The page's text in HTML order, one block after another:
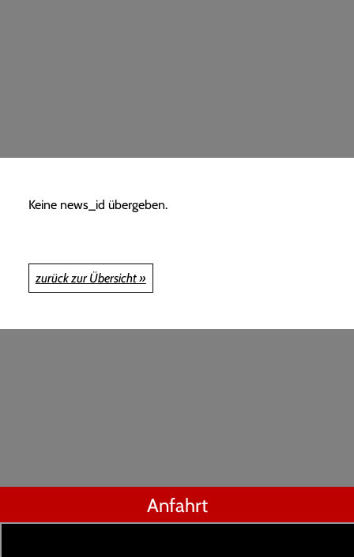
Keine news_id übergeben.
zurück zur Übersicht »
Anfahrt